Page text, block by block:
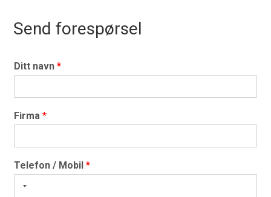
Send forespørsel
Ditt navn*
Firma*
Telefon / Mobil*